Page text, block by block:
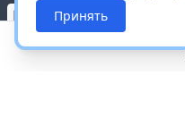
Принять